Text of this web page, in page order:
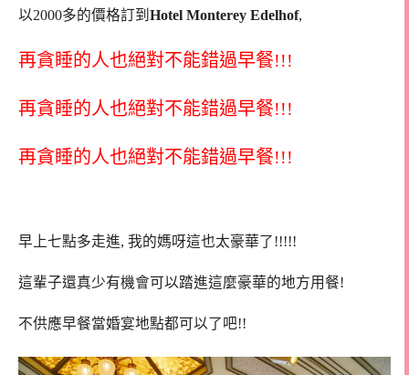
以2000多的價格訂到 Hotel Monterey Edelhof,
再貪睡的人也絕對不能錯過早餐!!!
再貪睡的人也絕對不能錯過早餐!!!
再貪睡的人也絕對不能錯過早餐!!!
早上七點多走進, 我的媽呀這也太豪華了!!!!!
這輩子還真少有機會可以踏進這麼豪華的地方用餐!
不供應早餐當婚宴地點都可以了吧!!